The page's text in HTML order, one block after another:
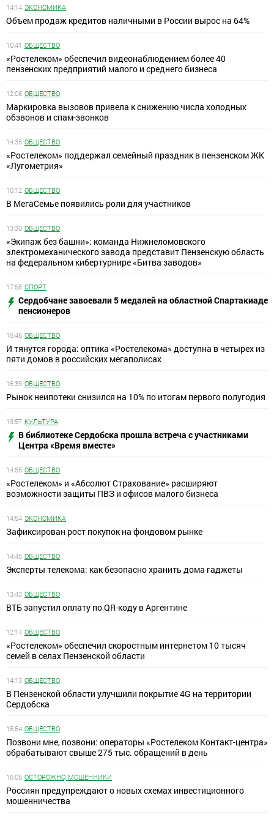
14:14 ЭКОНОМИКА
Объем продаж кредитов наличными в России вырос на 64%
10:41 ОБЩЕСТВО
«Ростелеком» обеспечил видеонаблюдением более 40
пензенских предприятий малого и среднего бизнеса
12:06 ОБЩЕСТВО
Маркировка вызовов привела к снижению числа холодных
обзвонов и спам-звонков
14:35 ОБЩЕСТВО
«Ростелеком» поддержал семейный праздник в пензенском ЖК
«Лугометрия»
10:12 ОБЩЕСТВО
В МегаСемье появились роли для участников
13:30 ОБЩЕСТВО
«Экипаж без башни»: команда Нижнеломовского
электромеханического завода представит Пензенскую область
на федеральном кибертурнире «Битва заводов»
17:58 СПОРТ
Сердобчане завоевали 5 медалей на областной Спартакиаде
пенсионеров
16:46 ОБЩЕСТВО
И тянутся города: оптика «Ростелекома» доступна в четырех из
пяти домов в российских мегаполисах
16:39 ОБЩЕСТВО
Рынок неипотеки снизился на 10% по итогам первого полугодия
19:57 КУЛЬТУРА
В библиотеке Сердобска прошла встреча с участниками
Центра «Время вместе»
14:55 ОБЩЕСТВО
«Ростелеком» и «Абсолют Страхование» расширяют
возможности защиты ПВЗ и офисов малого бизнеса
14:54 ЭКОНОМИКА
Зафиксирован рост покупок на фондовом рынке
14:45 ОБЩЕСТВО
Эксперты телекома: как безопасно хранить дома гаджеты
13:43 ОБЩЕСТВО
ВТБ запустил оплату по QR-коду в Аргентине
12:14 ОБЩЕСТВО
«Ростелеком» обеспечил скоростным интернетом 10 тысяч
семей в селах Пензенской области
14:13 ОБЩЕСТВО
В Пензенской области улучшили покрытие 4G на территории
Сердобска
15:54 ОБЩЕСТВО
Позвони мне, позвони: операторы «Ростелеком Контакт-центра»
обрабатывают свыше 275 тыс. обращений в день
16:05 ОСТОРОЖНО, МОШЕННИКИ
Россиян предупреждают о новых схемах инвестиционного
мошенничества